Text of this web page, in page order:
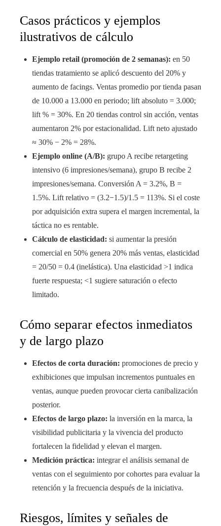
Casos prácticos y ejemplos
ilustrativos de cálculo
Ejemplo retail (promoción de 2 semanas): en 50
tiendas tratamiento se aplicó descuento del 20% y
aumento de facings. Ventas promedio por tienda pasan
de 10.000 a 13.000 en periodo; lift absoluto = 3.000;
lift % = 30%. En 20 tiendas control sin acción, ventas
aumentaron 2% por estacionalidad. Lift neto ajustado
≈ 30% − 2% = 28%.
Ejemplo online (A/B): grupo A recibe retargeting
intensivo (6 impresiones/semana), grupo B recibe 2
impresiones/semana. Conversión A = 3.2%, B =
1.5%. Lift relativo = (3.2−1.5)/1.5 = 113%. Si el coste
por adquisición extra supera el margen incremental, la
táctica no es rentable.
Cálculo de elasticidad: si aumentar la presión
comercial en 50% genera 20% más ventas, elasticidad
= 20/50 = 0.4 (inelástica). Una elasticidad >1 indica
fuerte respuesta; <1 sugiere saturación o efecto
limitado.
Cómo separar efectos inmediatos
y de largo plazo
Efectos de corta duración: promociones de precio y
exhibiciones que impulsan incrementos puntuales en
ventas, aunque pueden provocar cierta canibalización
posterior.
Efectos de largo plazo: la inversión en la marca, la
visibilidad publicitaria y la vivencia del producto
fortalecen la fidelidad y elevan el margen.
Medición práctica: integrar el análisis semanal de
ventas con el seguimiento por cohortes para evaluar la
retención y la frecuencia después de la iniciativa.
Riesgos, límites y señales de